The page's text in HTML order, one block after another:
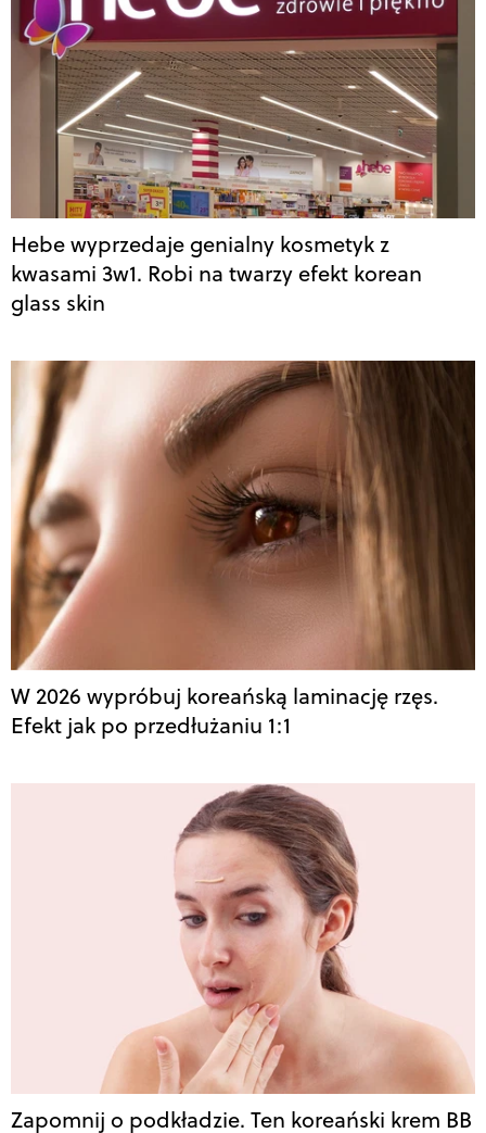
Hebe wyprzedaje genialny kosmetyk z
kwasami 3w1. Robi na twarzy efekt korean
glass skin
W 2026 wypróbuj koreańską laminację rzęs.
Efekt jak po przedłużaniu 1:1
Zapomnij o podkładzie. Ten koreański krem BB